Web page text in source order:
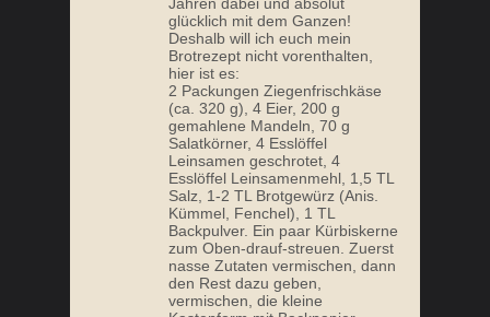
Jahren dabei und absolut
glücklich mit dem Ganzen!
Deshalb will ich euch mein
Brotrezept nicht vorenthalten,
hier ist es:
2 Packungen Ziegenfrischkäse
(ca. 320 g), 4 Eier, 200 g
gemahlene Mandeln, 70 g
Salatkörner, 4 Esslöffel
Leinsamen geschrotet, 4
Esslöffel Leinsamenmehl, 1,5 TL
Salz, 1-2 TL Brotgewürz (Anis.
Kümmel, Fenchel), 1 TL
Backpulver. Ein paar Kürbiskerne
zum Oben-drauf-streuen. Zuerst
nasse Zutaten vermischen, dann
den Rest dazu geben,
vermischen, die kleine